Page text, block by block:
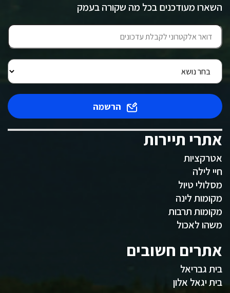
השארו מעודכנים בכל מה שקורה בעמק
הרשמה
אתרי תיירות
אטרקציות
חיי לילה
מסלולי טיול
מקומות לינה
מקומות תרבות
משהו לאכול
אתרים חשובים
בית גבריאל
בית יגאל אלון